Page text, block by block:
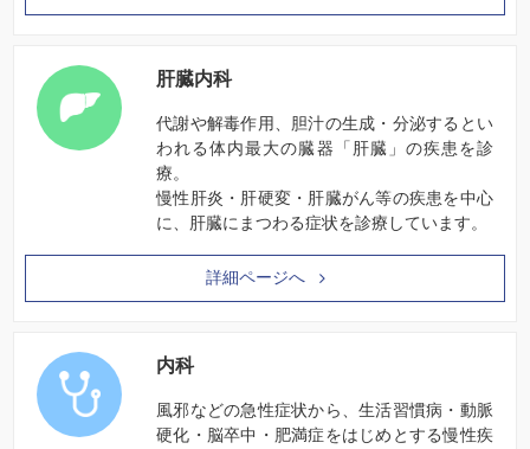
肝臓内科
代謝や解毒作用、胆汁の生成・分泌するとい
われる体内最大の臓器「肝臓」の疾患を診
療。
慢性肝炎・肝硬変・肝臓がん等の疾患を中心
に、肝臓にまつわる症状を診療しています。
詳細ページへ
内科
風邪などの急性症状から、生活習慣病・動脈
硬化・脳卒中・肥満症をはじめとする慢性疾